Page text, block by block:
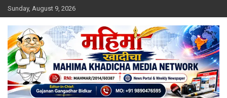
Skip
to
content
Sunday, August 9, 2026